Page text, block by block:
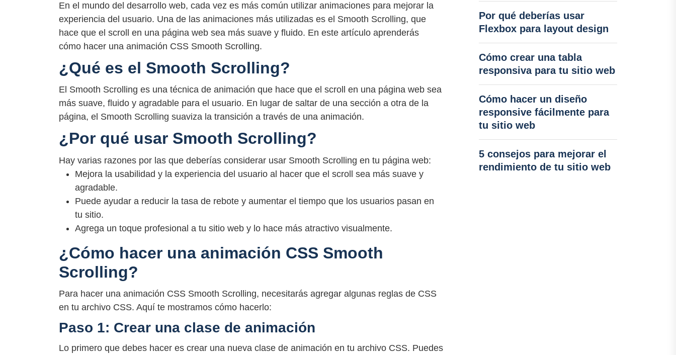
En el mundo del desarrollo web, cada vez es más común utilizar animaciones para mejorar la
experiencia del usuario. Una de las animaciones más utilizadas es el Smooth Scrolling, que
hace que el scroll en una página web sea más suave y fluido. En este artículo aprenderás
cómo hacer una animación CSS Smooth Scrolling.
¿Qué es el Smooth Scrolling?
El Smooth Scrolling es una técnica de animación que hace que el scroll en una página web sea
más suave, fluido y agradable para el usuario. En lugar de saltar de una sección a otra de la
página, el Smooth Scrolling suaviza la transición a través de una animación.
¿Por qué usar Smooth Scrolling?
Hay varias razones por las que deberías considerar usar Smooth Scrolling en tu página web:
Mejora la usabilidad y la experiencia del usuario al hacer que el scroll sea más suave y
agradable.
Puede ayudar a reducir la tasa de rebote y aumentar el tiempo que los usuarios pasan en
tu sitio.
Agrega un toque profesional a tu sitio web y lo hace más atractivo visualmente.
¿Cómo hacer una animación CSS Smooth
Scrolling?
Para hacer una animación CSS Smooth Scrolling, necesitarás agregar algunas reglas de CSS
en tu archivo CSS. Aquí te mostramos cómo hacerlo:
Paso 1: Crear una clase de animación
Lo primero que debes hacer es crear una nueva clase de animación en tu archivo CSS. Puedes
Por qué deberías usar
Flexbox para layout design
Cómo crear una tabla
responsiva para tu sitio web
Cómo hacer un diseño
responsive fácilmente para
tu sitio web
5 consejos para mejorar el
rendimiento de tu sitio web